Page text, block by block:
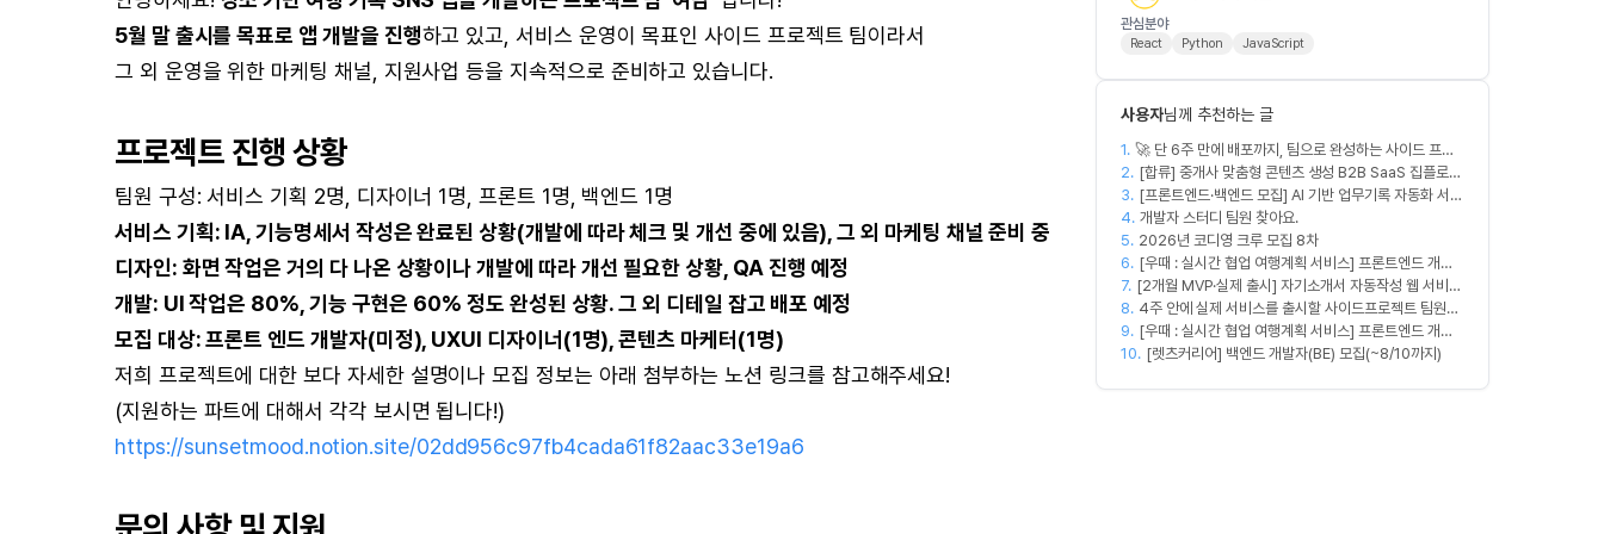
5월 말 출시를 목표로 앱 개발을 진행하고 있고, 서비스 운영이 목표인 사이드 프로젝트 팀이라서
그 외 운영을 위한 마케팅 채널, 지원사업 등을 지속적으로 준비하고 있습니다.
프로젝트 진행 상황
팀원 구성: 서비스 기획 2명, 디자이너 1명, 프론트 1명, 백엔드 1명
서비스 기획: IA, 기능명세서 작성은 완료된 상황(개발에 따라 체크 및 개선 중에 있음), 그 외 마케팅 채널 준비 중
디자인: 화면 작업은 거의 다 나온 상황이나 개발에 따라 개선 필요한 상황, QA 진행 예정
개발: UI 작업은 80%, 기능 구현은 60% 정도 완성된 상황. 그 외 디테일 잡고 배포 예정
모집 대상: 프론트 엔드 개발자(미정), UXUI 디자이너(1명), 콘텐츠 마케터(1명)
저희 프로젝트에 대한 보다 자세한 설명이나 모집 정보는 아래 첨부하는 노션 링크를 참고해주세요!
(지원하는 파트에 대해서 각각 보시면 됩니다!)
https://sunsetmood.notion.site/02dd956c97fb4cada61f82aac33e19a6
관심분야
React Python JavaScript
사용자님께 추천하는 글
1. 🚀 단 6주 만에 배포까지, 팀으로 완성하는 사이드 프로
젝트 [스위프 웹 15기] 🚀
2. [합류] 중개사 맞춤형 콘텐츠 생성 B2B SaaS 집플로우
과 함께 하실 멤버를 모집합니다!
3. [프론트엔드·백엔드 모집] AI 기반 업무기록 자동화 서비
스 MVP 개발
4. 개발자 스터디 팀원 찾아요.
5. 2026년 코디영 크루 모집 8차
6. [우때 : 실시간 협업 여행계획 서비스] 프론트엔드 개발
자 팀원을 모집합니다
7. [2개월 MVP·실제 출시] 자기소개서 자동작성 웹 서비스
디자이너·프론트엔드·백엔드·AI 엔지니어 모집
8. 4주 안에 실제 서비스를 출시할 사이드프로젝트 팀원을
모집합니다
9. [우때 : 실시간 협업 여행계획 서비스] 프론트엔드 개발
자 팀원을 모집합니다
10. [렛츠커리어] 백엔드 개발자(BE) 모집(~8/10까지)